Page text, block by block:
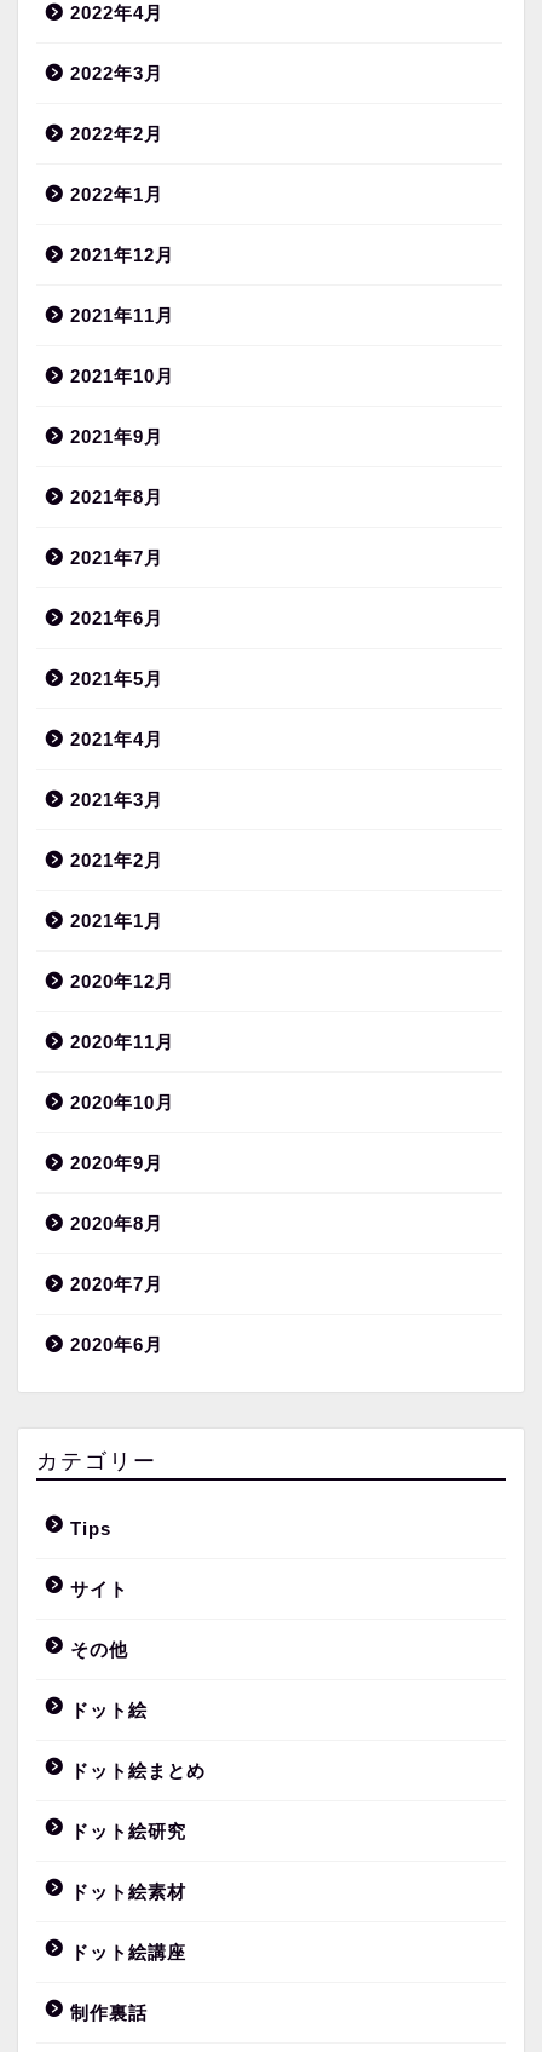
2022年4月
2022年3月
2022年2月
2022年1月
2021年12月
2021年11月
2021年10月
2021年9月
2021年8月
2021年7月
2021年6月
2021年5月
2021年4月
2021年3月
2021年2月
2021年1月
2020年12月
2020年11月
2020年10月
2020年9月
2020年8月
2020年7月
2020年6月
カテゴリー
Tips
サイト
その他
ドット絵
ドット絵まとめ
ドット絵研究
ドット絵素材
ドット絵講座
制作裏話